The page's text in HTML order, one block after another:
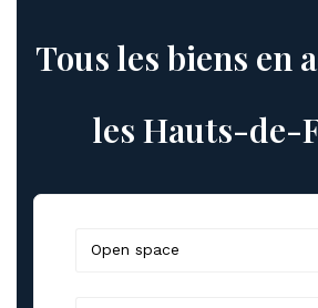
Tous les biens en
les Hauts-de-
Open space